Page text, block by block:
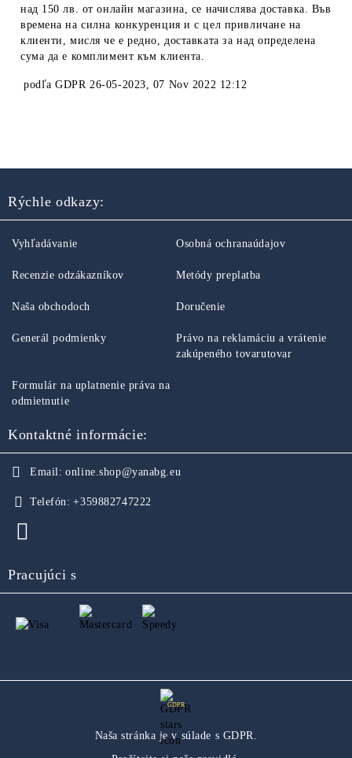
над 150 лв. от онлайн магазина, се начислява доставка. Във
времена на силна конкуренция и с цел привличане на
клиенти, мисля че е редно, доставката за над определена
сума да е комплимент към клиента.
podľaGDPR 26-05-2023, 07 Nov 2022 12:12
Rýchle odkazy:
Vyhľadávanie
Recenzie odzákazníkov
Naša obchodoch
Generál podmienky
Osobná ochranaúdajov
Metódy preplatba
Doručenie
Právo na reklamáciu a vrátenie
zakúpeného tovarutovar
Formulár na uplatnenie práva na
odmietnutie
Kontaktné informácie:
Email: online.shop@yanabg.eu
Telefón: +359882747222
Pracujúci s
GDPR
Naša stránka je v súlade s GDPR.